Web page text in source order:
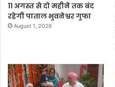
11 अगस्त से दो महीने तक बंद
रहेगी पाताल भुवनेश्वर गुफा
August 1, 2026